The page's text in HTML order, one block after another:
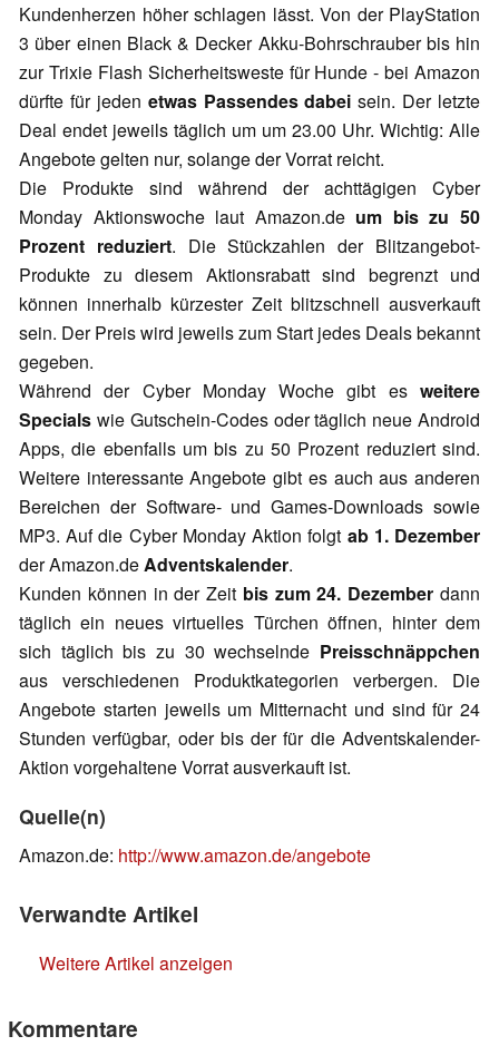
Kundenherzen höher schlagen lässt. Von der PlayStation
3 über einen Black & Decker Akku-Bohrschrauber bis hin
zur Trixie Flash Sicherheitsweste für Hunde - bei Amazon
dürfte für jeden etwas Passendes dabei sein. Der letzte
Deal endet jeweils täglich um um 23.00 Uhr. Wichtig: Alle
Angebote gelten nur, solange der Vorrat reicht.
Die Produkte sind während der achttägigen Cyber
Monday Aktionswoche laut Amazon.de um bis zu 50
Prozent reduziert. Die Stückzahlen der Blitzangebot-
Produkte zu diesem Aktionsrabatt sind begrenzt und
können innerhalb kürzester Zeit blitzschnell ausverkauft
sein. Der Preis wird jeweils zum Start jedes Deals bekannt
gegeben.
Während der Cyber Monday Woche gibt es weitere
Specials wie Gutschein-Codes oder täglich neue Android
Apps, die ebenfalls um bis zu 50 Prozent reduziert sind.
Weitere interessante Angebote gibt es auch aus anderen
Bereichen der Software- und Games-Downloads sowie
MP3. Auf die Cyber Monday Aktion folgt ab 1. Dezember
der Amazon.deAdventskalender.
Kunden können in der Zeit bis zum 24. Dezember dann
täglich ein neues virtuelles Türchen öffnen, hinter dem
sich täglich bis zu 30 wechselnde Preisschnäppchen
aus verschiedenen Produktkategorien verbergen. Die
Angebote starten jeweils um Mitternacht und sind für 24
Stunden verfügbar, oder bis der für die Adventskalender-
Aktion vorgehaltene Vorrat ausverkauft ist.
Quelle(n)
Amazon.de: http://www.amazon.de/angebote
Verwandte Artikel
Weitere Artikel anzeigen
Kommentare